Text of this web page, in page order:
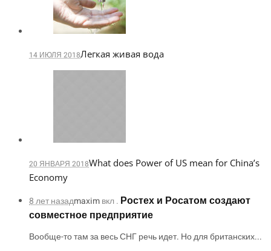
14 ИЮЛЯ 2018Легкая живая вода
20 ЯНВАРЯ 2018What does Power of US mean for China’s
Economy
8 лет назадmaximвкл . Ростех и Росатом создают
совместное предприятие
Вообще-то там за весь СНГ речь идет. Но для британских...